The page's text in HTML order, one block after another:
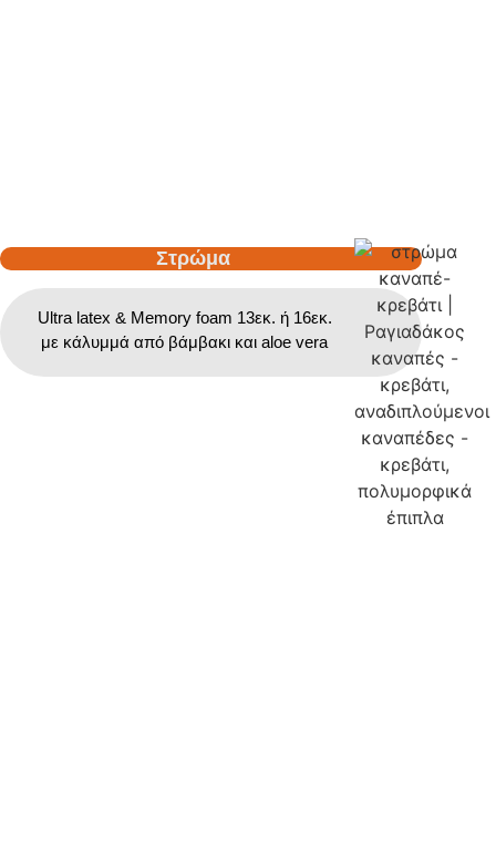
Στρώμα
Ultra latex & Memory foam 13εκ. ή 16εκ.
με κάλυμμά από βάμβακι και aloe vera